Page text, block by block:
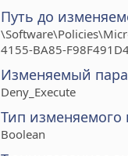
Путь до
4155-BA85-
Изменяемый
Deny_Execute
Тип изменяемого
Boolean